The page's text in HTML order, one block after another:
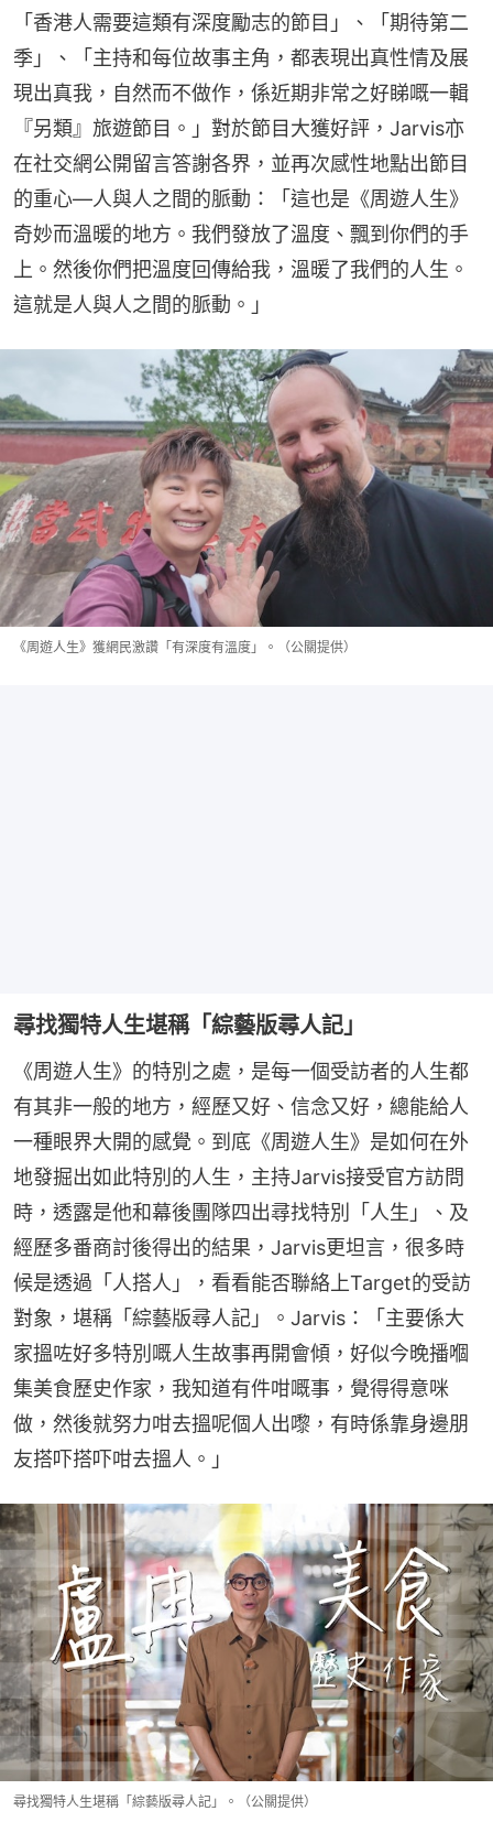
「香港人需要這類有深度勵志的節目」、「期待第二
季」、「主持和每位故事主角，都表現出真性情及展
現出真我，自然而不做作，係近期非常之好睇嘅一輯
『另類』旅遊節目。」對於節目大獲好評，Jarvis亦
在社交網公開留言答謝各界，並再次感性地點出節目
的重心—人與人之間的脈動：「這也是《周遊人生》
奇妙而溫暖的地方。我們發放了溫度、飄到你們的手
上。然後你們把溫度回傳給我，溫暖了我們的人生。
這就是人與人之間的脈動。」
《周遊人生》獲網民激讚「有深度有溫度」。（公關提供）
尋找獨特人生堪稱「綜藝版尋人記」
《周遊人生》的特別之處，是每一個受訪者的人生都
有其非一般的地方，經歷又好、信念又好，總能給人
一種眼界大開的感覺。到底《周遊人生》是如何在外
地發掘出如此特別的人生，主持Jarvis接受官方訪問
時，透露是他和幕後團隊四出尋找特別「人生」、及
經歷多番商討後得出的結果，Jarvis更坦言，很多時
候是透過「人搭人」，看看能否聯絡上Target的受訪
對象，堪稱「綜藝版尋人記」。Jarvis：「主要係大
家搵咗好多特別嘅人生故事再開會傾，好似今晚播嗰
集美食歷史作家，我知道有件咁嘅事，覺得得意咪
做，然後就努力咁去搵呢個人出嚟，有時係靠身邊朋
友搭吓搭吓咁去搵人。」
尋找獨特人生堪稱「綜藝版尋人記」。（公關提供）